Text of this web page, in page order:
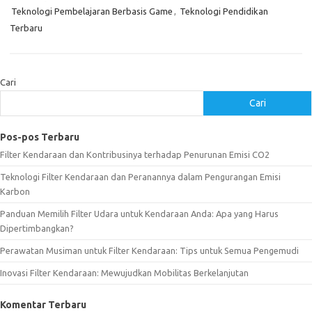
Teknologi Pembelajaran Berbasis Game , Teknologi Pendidikan
Terbaru
Cari
Cari
Pos-pos Terbaru
Filter Kendaraan dan Kontribusinya terhadap Penurunan Emisi CO2
Teknologi Filter Kendaraan dan Peranannya dalam Pengurangan Emisi
Karbon
Panduan Memilih Filter Udara untuk Kendaraan Anda: Apa yang Harus
Dipertimbangkan?
Perawatan Musiman untuk Filter Kendaraan: Tips untuk Semua Pengemudi
Inovasi Filter Kendaraan: Mewujudkan Mobilitas Berkelanjutan
Komentar Terbaru